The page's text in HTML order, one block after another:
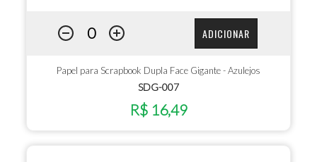
ADICIONAR
Papel para Scrapbook Dupla Face Gigante - Azulejos
SDG-007
R$ 16,49